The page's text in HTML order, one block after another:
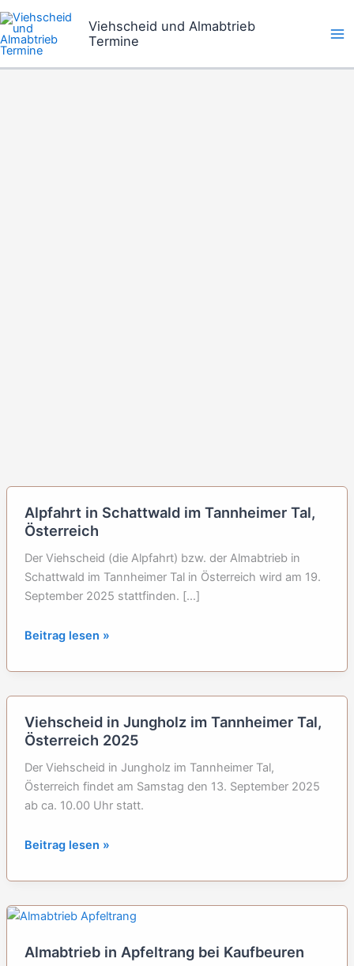
Zum
Inhalt
springen
Viehscheid und Almabtrieb
Termine
Alpfahrt in Schattwald im Tannheimer Tal,
Österreich
Der Viehscheid (die Alpfahrt) bzw. der Almabtrieb in
Schattwald im Tannheimer Tal in Österreich wird am 19.
September 2025 stattfinden. […]
Alpfahrt
Schattwald
Tal,
Österreich
Beitrag lesen »
Viehscheid in Jungholz im Tannheimer Tal,
Österreich 2025
Der Viehscheid in Jungholz im Tannheimer Tal,
Österreich findet am Samstag den 13. September 2025
ab ca. 10.00 Uhr statt.
Viehscheid
Jungholz
Tannheimer
Österreich
Beitrag lesen »
Almabtrieb in Apfeltrang bei Kaufbeuren